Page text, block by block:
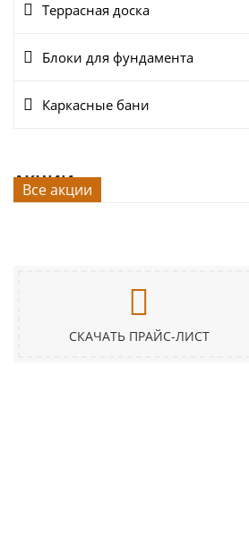
Террасная доска
Блоки для фундамента
Каркасные бани
АКЦИИ
Все акции
СКАЧАТЬ ПРАЙС-ЛИСТ